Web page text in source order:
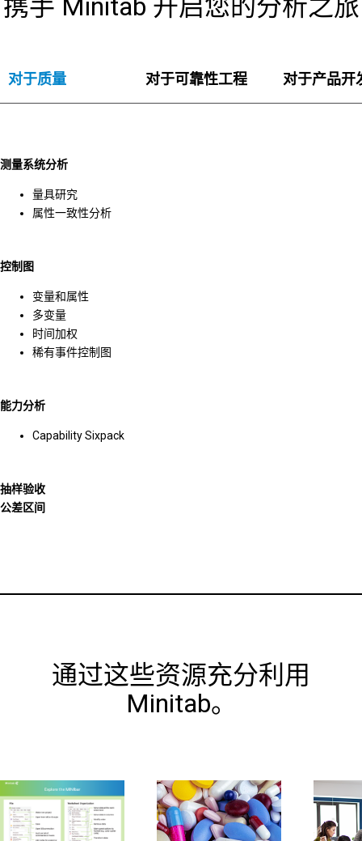
携手 Minitab 开启您的分析之旅
对于质量 对于可靠性工程 对于产品开
测量系统分析
量具研究
属性一致性分析
控制图
变量和属性
多变量
时间加权
稀有事件控制图
能力分析
Capability Sixpack
抽样验收
公差区间
通过这些资源充分利用
Minitab。